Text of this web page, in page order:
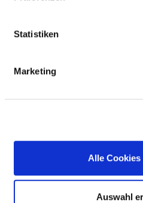
Statistiken
Marketing
Alle Cookies
Auswahl
Messzeitraum: 2024
Rechenregeln: s. Def.
https://depositonce.tu-
für die vergleichende